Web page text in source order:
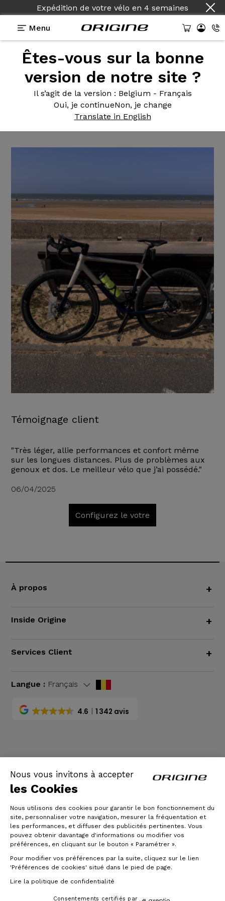
Nous vous invitons à accepter
les Cookies
Nous utilisons des cookies pour garantir le bon fonctionnement du
site, personnaliser votre navigation, mesurer la fréquentation et
les performances, et diffuser des publicités pertinentes. Vous
pouvez obtenir davantage d'informations ou modifier vos
préférences, en cliquant sur le bouton « Paramétrer ».
Pour modifier vos préférences par la suite, cliquez sur le lien
'Préférences de cookies' situé dans le pied de page.
Lire la politique de confidentialité
Consentements certifiés par
Expédition de votre vélo en 4 semaines
Menu
Êtes-vous sur la bonne
version de notre site ?
Il s’agit de la version : Belgium - Français
Oui, je continueNon, je change
Translate in English
Témoignages>Axxome GTR - Sram Red AXS -
Axxome GTR- Sram Red AXS
- Prymahl Orion C50 Pro
Témoignage client
"Très léger, allie performances et confort même
sur les longues distances. Plus de problèmes aux
genoux et dos. Le meilleur vélo que j’ai possédé."
06/04/2025
Configurez le votre
À propos +
Inside Origine +
Services Client +
Langue : Français
4.6 1 342 avis
© Origine Cycles